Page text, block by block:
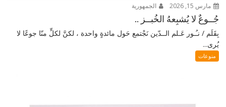
مارس 15, 2026 الجمهورية
جُــوعٌ لا يُشبِعهُ الخُبــز ..
بِقَلَم / نـُـور عَـلم الــدّين نَجْتمع حَول مائدةٍ واحدة ، لكنَّ لكلٍّ منّا جوعًا لا
يُرى...
منوعات